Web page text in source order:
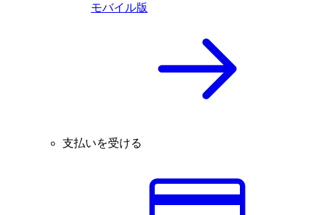
モバイル版
支払いを受ける